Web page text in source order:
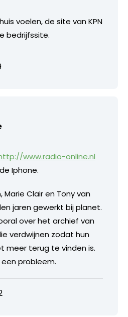
voelen, de site van KPN
bedrijfssite.
www.radio-online.nl
Iphone.
Marie Clair en Tony van
jaren gewerkt bij planet.
over het archief van
verdwijnen zodat hun
meer terug te vinden is.
probleem.